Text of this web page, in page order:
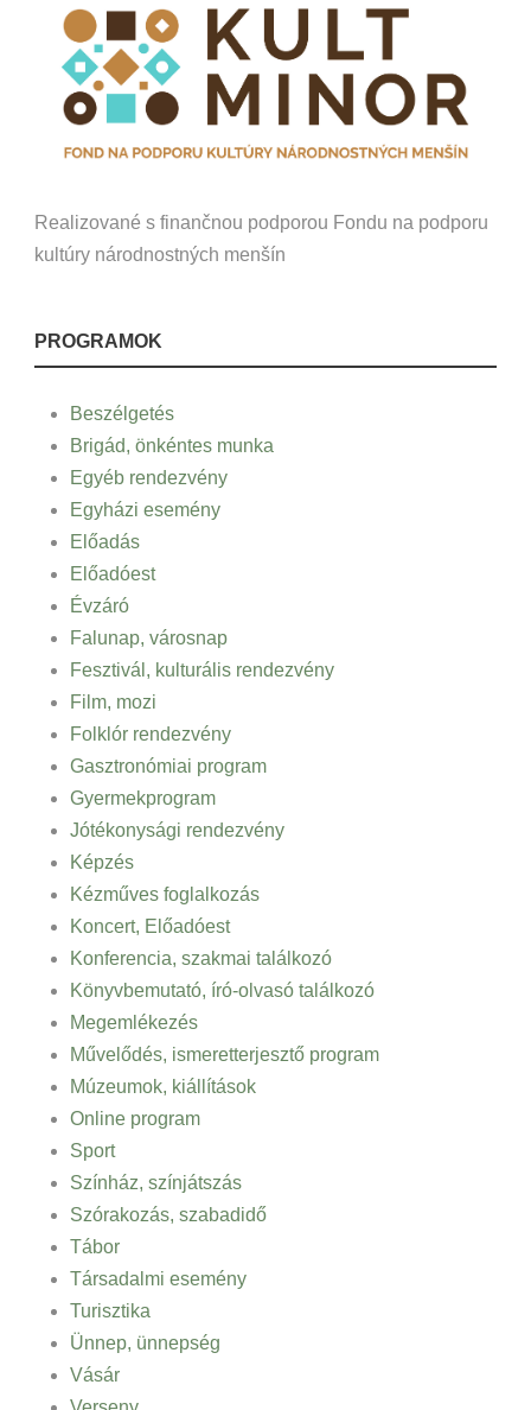
Realizované s finančnou podporou Fondu na podporu
kultúry národnostných menšín
PROGRAMOK
Beszélgetés
Brigád, önkéntes munka
Egyéb rendezvény
Egyházi esemény
Előadás
Előadóest
Évzáró
Falunap, városnap
Fesztivál, kulturális rendezvény
Film, mozi
Folklór rendezvény
Gasztronómiai program
Gyermekprogram
Jótékonysági rendezvény
Képzés
Kézműves foglalkozás
Koncert, Előadóest
Konferencia, szakmai találkozó
Könyvbemutató, író-olvasó találkozó
Megemlékezés
Művelődés, ismeretterjesztő program
Múzeumok, kiállítások
Online program
Sport
Színház, színjátszás
Szórakozás, szabadidő
Tábor
Társadalmi esemény
Turisztika
Ünnep, ünnepség
Vásár